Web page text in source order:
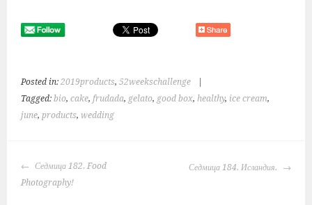
Posted in:2019products,52weekschallenge
Tagged:bio,cake, frudada, gelato, good box, healthy, ice cream,
june, products,wedding
POST
NAVIGATION
Седмица 182. Food
Photography!
Седмица 184. Исландия.